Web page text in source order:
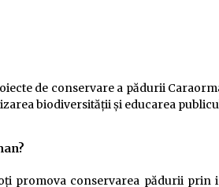
de conservare a pădurii
biodiversității și educarea
promova conservarea pădurii prin